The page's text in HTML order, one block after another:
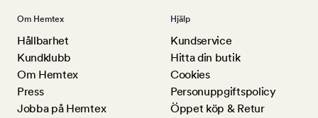
Om Hemtex
Hållbarhet
Kundklubb
Om Hemtex
Press
Jobba på Hemtex
Hjälp
Kundservice
Hitta din butik
Cookies
Personuppgiftspolicy
Öppet köp & Retur